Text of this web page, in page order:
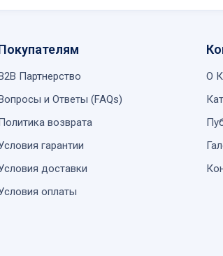
Партнерство
и Ответы (FAQs)
возврата
гарантии
доставки
оплаты
О